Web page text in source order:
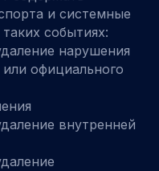
и системные
событиях:
нарушения
официального
внутренней